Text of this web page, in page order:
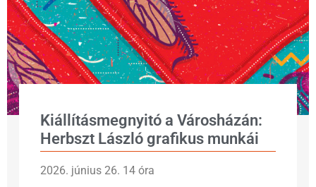
Kiállításmegnyitó a Városházán:
Herbszt László grafikus munkái
2026. június 26. 14 óra